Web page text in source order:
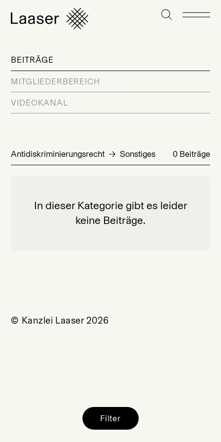
BEITRÄGE
MITGLIEDERBEREICH
VIDEOKANAL
Antidiskriminierungsrecht Sonstiges 0 Beiträge
In dieser Kategorie gibt es leider
keine Beiträge.
Filter
© Kanzlei Laaser 2026